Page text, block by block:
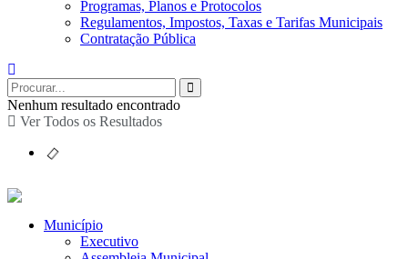
Programas, Planos e Protocolos
Regulamentos, Impostos, Taxas e Tarifas Municipais
Contratação Pública
Nenhum resultado encontrado
Ver Todos os Resultados
Município
Executivo